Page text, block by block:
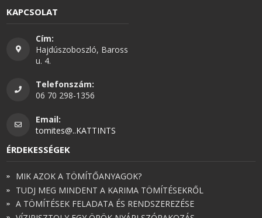
KAPCSOLAT
Cím:
Hajdúszoboszló, Baross
u. 4.
Telefonszám:
06 70 298-1356
Email:
tomites@..KATTINTS
ÉRDEKESSÉGEK
MIK AZOK A TÖMÍTŐANYAGOK?
TUDJ MEG MINDENT A KARIMA TÖMÍTÉSEKRŐL
A TÖMÍTÉSEK FELADATA ÉS RENDSZEREZÉSE